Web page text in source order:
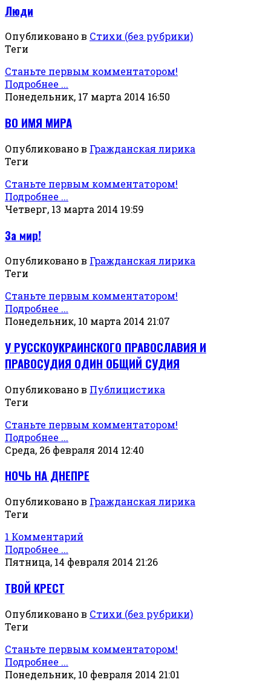
Люди
Опубликовано в Стихи (без рубрики)
Теги
Станьте первым комментатором!
Подробнее ...
Понедельник, 17 марта 2014 16:50
ВО ИМЯ МИРА
Опубликовано в Гражданская лирика
Теги
Станьте первым комментатором!
Подробнее ...
Четверг, 13 марта 2014 19:59
За мир!
Опубликовано в Гражданская лирика
Теги
Станьте первым комментатором!
Подробнее ...
Понедельник, 10 марта 2014 21:07
У РУССКОУКРАИНСКОГО ПРАВОСЛАВИЯ И
ПРАВОСУДИЯ ОДИН ОБЩИЙ СУДИЯ
Опубликовано в Публицистика
Теги
Станьте первым комментатором!
Подробнее ...
Среда, 26 февраля 2014 12:40
НОЧЬ НА ДНЕПРЕ
Опубликовано в Гражданская лирика
Теги
1 Комментарий
Подробнее ...
Пятница, 14 февраля 2014 21:26
ТВОЙ КРЕСТ
Опубликовано в Стихи (без рубрики)
Теги
Станьте первым комментатором!
Подробнее ...
Понедельник, 10 февраля 2014 21:01